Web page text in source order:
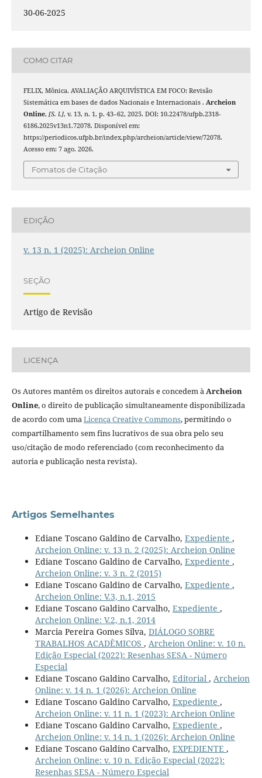
30-06-2025
COMO CITAR
FELIX, Mônica. AVALIAÇÃO ARQUIVÍSTICA EM FOCO: Revisão
Sistemática em bases de dados Nacionais e Internacionais . Archeion
Online, [S. l.], v. 13, n. 1, p. 43–62, 2025. DOI: 10.22478/ufpb.2318-
6186.2025v13n1.72078. Disponível em:
https://periodicos.ufpb.br/index.php/archeion/article/view/72078.
Acesso em: 7 ago. 2026.
Fomatos de Citação
EDIÇÃO
v. 13 n. 1 (2025): Archeion Online
SEÇÃO
Artigo de Revisão
LICENÇA
Os Autores mantêm os direitos autorais e concedem àArcheion
Online, o direito de publicação simultaneamente disponibilizada
de acordo com umaLicença Creative Commons, permitindo o
compartilhamento sem fins lucrativos de sua obra pelo seu
uso/citação de modo referenciado (com reconhecimento da
autoria e publicação nesta revista).
Artigos Semelhantes
Ediane Toscano Galdino de Carvalho, Expediente ,
Archeion Online: v. 13 n. 2 (2025): Archeion Online
Ediane Toscano Galdino de Carvalho, Expediente ,
Archeion Online: v. 3 n. 2 (2015)
Ediane Toscano Galdino de Carvalho, Expediente ,
Archeion Online: V.3, n.1, 2015
Ediane Toscano Galdino Carvalho, Expediente ,
Archeion Online: V.2, n.1, 2014
Marcia Pereira Gomes Silva, DIÁLOGO SOBRE
TRABALHOS ACADÊMICOS , Archeion Online: v. 10 n.
Edição Especial (2022): Resenhas SESA - Número
Especial
Ediane Toscano Galdino Carvalho, Editorial , Archeion
Online: v. 14 n. 1 (2026): Archeion Online
Ediane Toscano Galdino Carvalho, Expediente ,
Archeion Online: v. 11 n. 1 (2023): Archeion Online
Ediane Toscano Galdino Carvalho, Expediente ,
Archeion Online: v. 14 n. 1 (2026): Archeion Online
Ediane Toscano Galdino Carvalho, EXPEDIENTE ,
Archeion Online: v. 10 n. Edição Especial (2022):
Resenhas SESA - Número Especial